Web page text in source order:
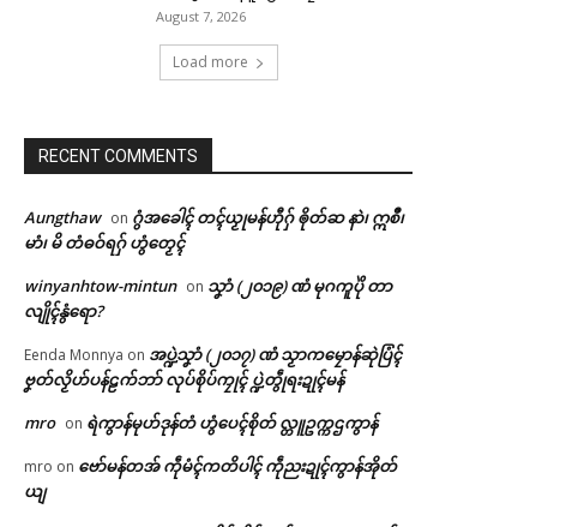
August 7, 2026
Load more
RECENT COMMENTS
Aungthaw on ဂွံအခေါၚ် တၚ်ယၟုမန်ဟီုဂှ် ၜိုတ်ဆ နာဲ၊ ဣစဳ၊
မာံ၊ မိ တံဓဝ်ရဂှ် ဟွံတၟေၚ်
winyanhtow-mintun on သၞာံ (၂၀၁၉) ဏံ မုဂကူပိုဲ တာ
လျိုၚ်နွံရော?
Eenda Monnya on အပ္ဍဲသၞာံ (၂၀၁၇) ဏံ သၟာကမၠောန်ဆုဲပြံၚ်
ဗၞတ်လၟိဟ်ပန်ဠက်ဘာ် လုပ်စိုပ်ကၠုၚ် ပ္ဍဲတွဵုရးဍုၚ်မန်
mro on ရဲကွာန်မုဟ်ဒုန်တံ ဟွံပေၚ်စိုတ် လ္တူဥက္ကဌကွာန်
mro on ဗော်မန်တအ် ကဵုမံၚ်ကတိပါၚ် ကဵုညးဍုၚ်ကွာန်အိုတ်
ယျ